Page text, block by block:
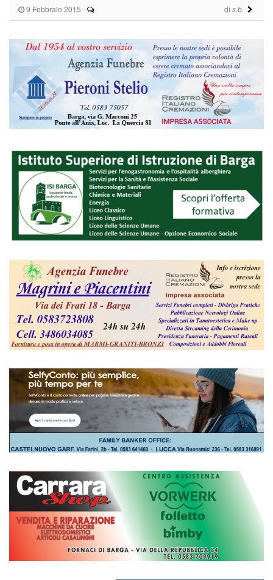
9 Febbraio 2015 - di s.b.